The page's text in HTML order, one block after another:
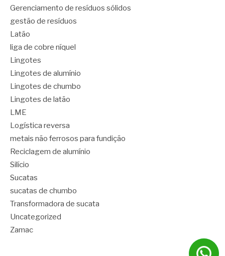
Gerenciamento de resíduos sólidos
gestão de resíduos
Latão
liga de cobre níquel
Lingotes
Lingotes de alumínio
Lingotes de chumbo
Lingotes de latão
LME
Logística reversa
metais não ferrosos para fundição
Reciclagem de alumínio
Silício
Sucatas
sucatas de chumbo
Transformadora de sucata
Uncategorized
Zamac